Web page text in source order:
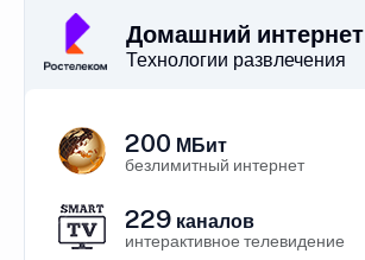
Домашний интернет
Технологии развлечения
200 МБит
безлимитный интернет
229 каналов
интерактивное телевидение